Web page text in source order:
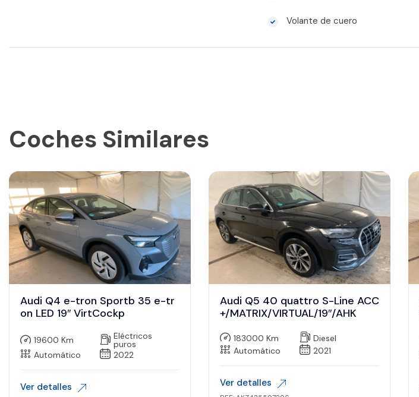
Volante de cuero
Coches Similares
Audi Q4 e-tron Sportb 35 e-tr
on LED 19″ VirtCockp
19600 Km Eléctricos
puros
Automático
2022
Ver detalles
Audi Q5 40 quattro S-Line ACC
+/MATRIX/VIRTUAL/19″/AHK
183000 Km
Diesel
Automático
2021
Ver detalles